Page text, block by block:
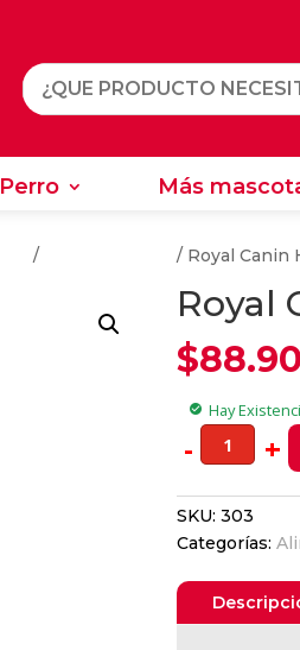
Perro Más
/ / Royal Canin
Royal
$
check_circle Hay
- Royal
Canin
DR
21
kgs
cantidad
+
SKU: 303
Categorías: